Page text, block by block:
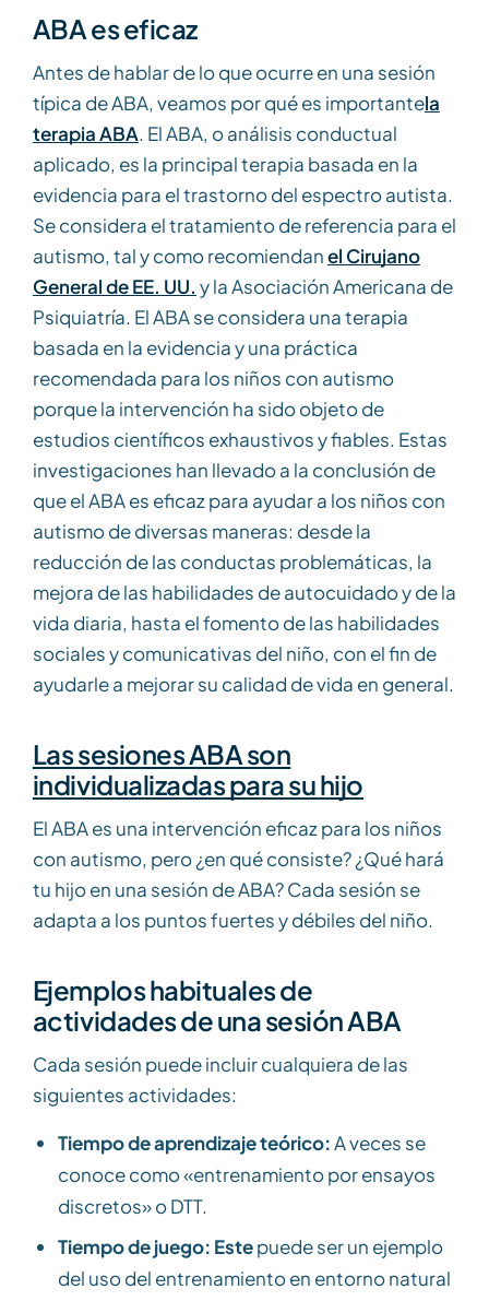
ABA es eficaz
Antes de hablar de lo que ocurre en una sesión
típica de ABA, veamos por qué es importantela
terapia ABA. El ABA, o análisis conductual
aplicado, es la principal terapia basada en la
evidencia para el trastorno del espectro autista.
Se considera el tratamiento de referencia para el
autismo, tal y como recomiendanel Cirujano
General de EE. UU. y la Asociación Americana de
Psiquiatría. El ABA se considera una terapia
basada en la evidencia y una práctica
recomendada para los niños con autismo
porque la intervención ha sido objeto de
estudios científicos exhaustivos y fiables. Estas
investigaciones han llevado a la conclusión de
que el ABA es eficaz para ayudar a los niños con
autismo de diversas maneras: desde la
reducción de las conductas problemáticas, la
mejora de las habilidades de autocuidado y de la
vida diaria, hasta el fomento de las habilidades
sociales y comunicativas del niño, con el fin de
ayudarle a mejorar su calidad de vida en general.
Las sesiones ABA son
individualizadas para su hijo
El ABA es una intervención eficaz para los niños
con autismo, pero ¿en qué consiste? ¿Qué hará
tu hijo en una sesión de ABA? Cada sesión se
adapta a los puntos fuertes y débiles del niño.
Ejemplos habituales de
actividades de una sesión ABA
Cada sesión puede incluir cualquiera de las
siguientes actividades:
Tiempo de aprendizaje teórico:A veces se
conoce como «entrenamiento por ensayos
discretos» o DTT.
Tiempo de juego: Estepuede ser un ejemplo
del uso del entrenamiento en entorno natural